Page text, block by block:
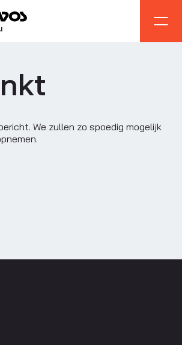
We zullen zo spoedig mogelijk